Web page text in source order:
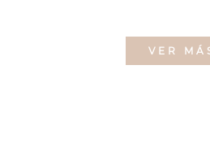
VER